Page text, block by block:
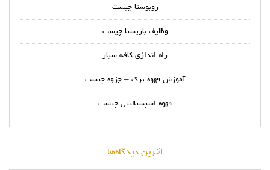
روبوستا چیست
وظایف باریستا چیست
راه اندازی کافه سیار
آموزش قهوه ترک – جزوه چیست
قهوه اسپشیالیتی چیست
آخرین دیدگاه‌ها